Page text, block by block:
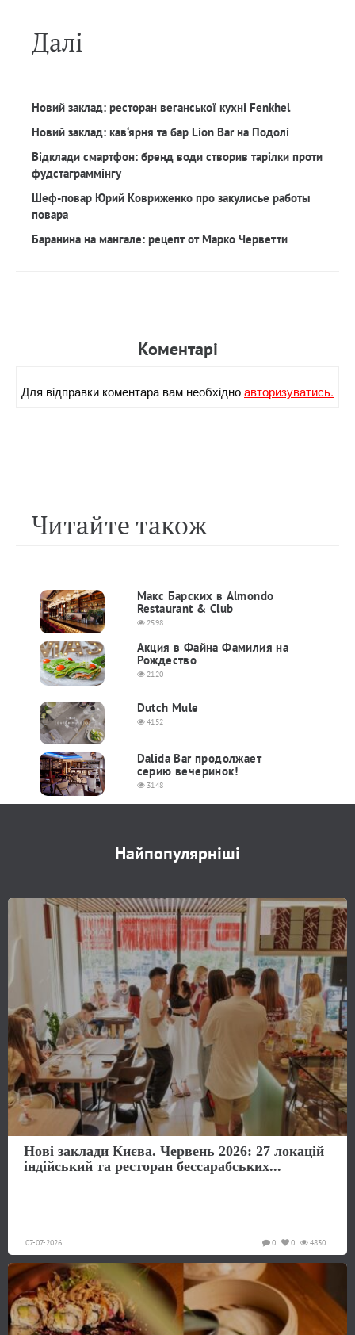
Далi
Новий заклад: ресторан веганської кухні Fenkhel
Новий заклад: кав‘ярня та бар Lion Bar на Подолі
Відклади смартфон: бренд води створив тарілки проти
фудстаграммінгу
Шеф-повар Юрий Ковриженко про закулисье работы
повара
Баранина на мангале: рецепт от Марко Черветти
Коментарi
Для вiдправки коментара вам необхiдноавторизуватись.
Читайте також
Макс Барских в Almondo
Restaurant & Club
2598
Акция в Файна Фамилия на
Рождество
2120
Dutch Mule
4152
Dalida Bar продолжает
серию вечеринок!
3148
Найпопулярніші
Нові заклади Києва. Червень 2026: 27 локацій
індійський та ресторан бессарабських...
07-07-2026 4830
0
0